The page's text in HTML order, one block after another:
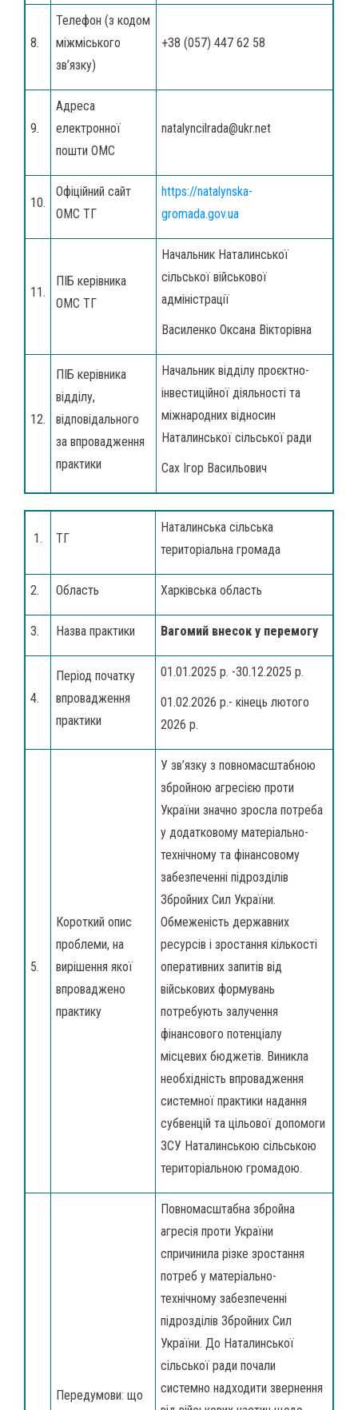
8.
Телефон (з кодом
міжміського
зв’язку)
+38 (057) 447 62 58
9.
Адреса
електронної
пошти ОМС
natalyncilrada@ukr.net
10.
Офіційний сайт
ОМС ТГ
https://natalynska-
gromada.gov.ua
11.
ПІБ керівника
ОМС ТГ
Начальник Наталинської
сільської військової
адміністрації
Василенко Оксана Вікторівна
12.
ПІБ керівника
відділу,
відповідального
за впровадження
практики
Начальник відділу проєктно-
інвестиційної діяльності та
міжнародних відносин
Наталинської сільської ради
Сах Ігор Васильович
1. ТГ
Наталинська сільська
територіальна громада
2. Область Харківська область
3. Назва практики Вагомий внесок у перемогу
4.
Період початку
впровадження
практики
01.01.2025 р. -30.12.2025 р.
01.02.2026 р.- кінець лютого
2026 р.
5.
Короткий опис
проблеми, на
вирішення якої
впроваджено
практику
У зв’язку з повномасштабною
збройною агресією проти
України значно зросла потреба
у додатковому матеріально-
технічному та фінансовому
забезпеченні підрозділів
Збройних Сил України.
Обмеженість державних
ресурсів і зростання кількості
оперативних запитів від
військових формувань
потребують залучення
фінансового потенціалу
місцевих бюджетів. Виникла
необхідність впровадження
системної практики надання
субвенцій та цільової допомоги
ЗСУ Наталинською сільською
територіальною громадою.
Передумови: що
Повномасштабна збройна
агресія проти України
спричинила різке зростання
потреб у матеріально-
технічному забезпеченні
підрозділів Збройних Сил
України. До Наталинської
сільської ради почали
системно надходити звернення